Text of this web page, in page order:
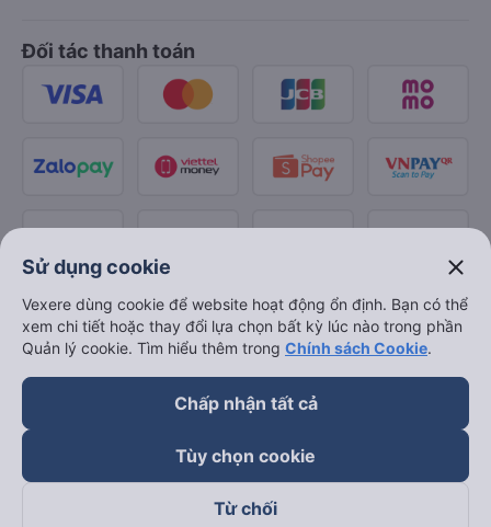
Đối tác thanh toán
Sử dụng cookie close
Vexere dùng cookie để website hoạt động ổn định. Bạn có thể
xem chi tiết hoặc thay đổi lựa chọn bất kỳ lúc nào trong phần
Quản lý cookie. Tìm hiểu thêm trong Chính sách Cookie.
Chấp nhận tất cả
Tùy chọn cookie
Từ chối